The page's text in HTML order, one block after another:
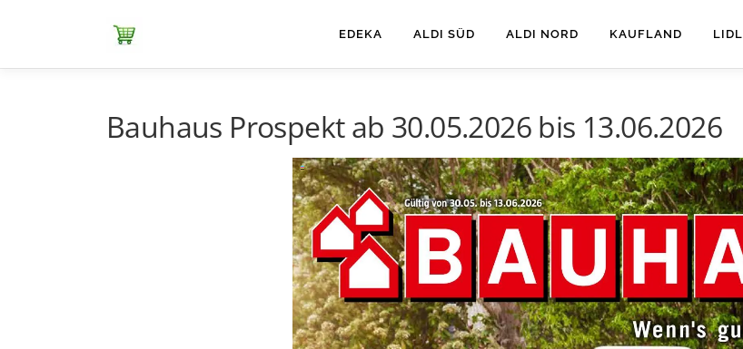
ЕDEKA ALDI SÜD ALDI NORD KAUFLAND LIDL
Bauhaus Prospekt ab 30.05.2026 bis 13.06.2026